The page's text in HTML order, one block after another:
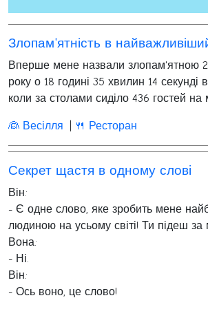
Вперше мене назвали злопам'ятною
року о 18 годині 35 хвилин 14 секунді
коли за столами сиділо 436 гостей на
👰 Весілля 🍴 Ресторан
Секрет щастя в одному слові
Він:
- Є одне слово, яке зробить мене
людиною на усьому світі! Ти підеш за
Вона:
- Ні.
Він:
- Ось воно, це слово!